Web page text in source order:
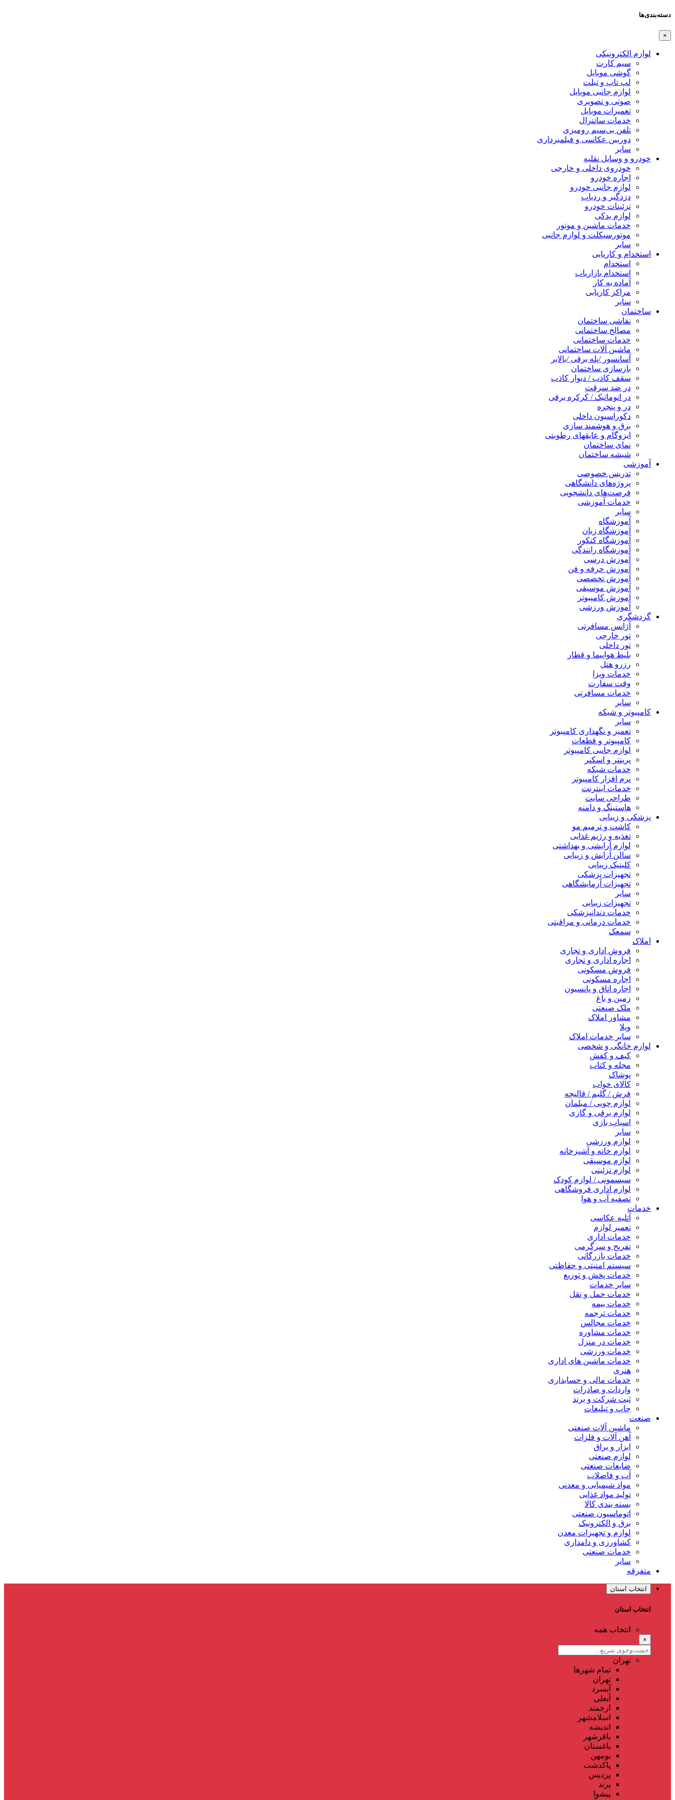
دسته‌بندی‌ها
×
لوازم الکترونیکی
سیم کارت
گوشی موبایل
لپ تاپ و تبلت
لوازم جانبی موبایل
صوتی و تصویری
تعمیرات موبایل
خدمات سانترال
تلفن بی‌سیم رومیزی
دوربین عکاسی و فیلمبرداری
سایر
خودرو و وسایل نقلیه
خودروی داخلی و خارجی
اجاره خودرو
لوازم جانبی خودرو
دزدگیر و ردیاب
تزئینات خودرو
لوازم یدکی
خدمات ماشین و موتور
موتورسیکلت و لوازم جانبی
سایر
استخدام و کاریابی
استخدام
استخدام بازاریاب
آماده به کار
مراکز کاریابی
سایر
ساختمان
نقاشی ساختمان
مصالح ساختمانی
خدمات ساختمانی
ماشین آلات ساختمانی
آسانسور /پله برقی /بالابر
بازسازی ساختمان
سقف کاذب / دیوار کاذب
در ضد سرقت
در اتوماتیک / کرکره برقی
در و پنجره
دکوراسیون داخلی
برق و هوشمند سازی
ایزوگام و عایقهای رطوبتی
نمای ساختمان
شیشه ساختمان
آموزشی
تدریس خصوصی
پروژه‌های دانشگاهی
فرصت‌های دانشجویی
خدمات آموزشی
سایر
آموزشگاه
آموزشگاه زبان
آموزشگاه کنکور
آموزشگاه رانندگی
آموزش درسی
آموزش حرفه و فن
آموزش تخصصی
آموزش موسیقی
آموزش کامپیوتر
آموزش ورزشی
گردشگری
آژانس مسافرتی
تور خارجی
تور داخلی
بلیط هواپیما و قطار
رزرو هتل
خدمات ویزا
وقت سفارت
خدمات مسافرتی
سایر
کامپیوتر و شبکه
سایر
تعمیر و نگهداری کامپیوتر
کامپیوتر و قطعات
لوازم جانبی کامپیوتر
پرینتر و اسکنر
خدمات شبکه
نرم افزار کامپیوتر
خدمات اینترنت
طراحی سایت
هاستینگ و دامنه
پزشکی و زیبایی
کاشت و ترمیم مو
تغذیه و رژیم غذایی
لوازم آرایشی و بهداشتی
سالن آرایش و زیبایی
کلینیک زیبایی
تجهیزات پزشکی
تجهیزات آزمایشگاهی
سایر
تجهیزات زیبایی
خدمات دندانپزشکی
خدمات درمانی و مراقبتی
سمعک
املاک
فروش اداری و تجاری
اجاره اداری و تجاری
فروش مسکونی
اجاره مسکونی
اجاره اتاق و پانسیون
زمین و باغ
ملک صنعتی
مشاور املاک
ویلا
سایر خدمات املاک
لوازم خانگی و شخصی
کیف و کفش
مجله و کتاب
پوشاک
کالای خواب
فرش / گلیم / قالیچه
لوازم چوبی / مبلمان
لوازم برقی و گازی
اسباب بازی
سایر
لوازم ورزشی
لوازم خانه و آشپزخانه
لوازم موسیقی
لوازم تزئینی
سیسمونی / لوازم کودک
لوازم اداری فروشگاهی
تصفیه آب و هوا
خدمات
آتلیه عکاسی
تعمیر لوازم
خدمات اداری
تفریح و سرگرمی
خدمات بازرگانی
سیستم امنیتی و حفاظتی
خدمات پخش و توزیع
سایر خدمات
خدمات حمل و نقل
خدمات بیمه
خدمات ترجمه
خدمات مجالس
خدمات مشاوره
خدمات در منزل
خدمات ورزشی
خدمات ماشین های اداری
هنری
خدمات مالی و حسابداری
واردات و صادرات
ثبت شرکت و برند
چاپ و تبلیغات
صنعت
ماشین آلات صنعتی
آهن آلات و فلزات
ابزار و یراق
لوازم صنعتی
ضایعات صنعتی
آب و فاضلاب
مواد شیمیایی و معدنی
تولید مواد غذایی
بسته بندی کالا
اتوماسیون صنعتی
برق و الکترونیک
لوازم و تجهیزات معدن
کشاورزی و دامداری
خدمات صنعتی
سایر
متفرقه
انتخاب استان
انتخاب استان
انتخاب همه
×
تهران
تمام شهر‌ها
تهران
آبسرد
آبعلی
ارجمند
اسلامشهر
اندیشه
باقرشهر
باغستان
بومهن
پاکدشت
پردیس
پرند
پیشوا